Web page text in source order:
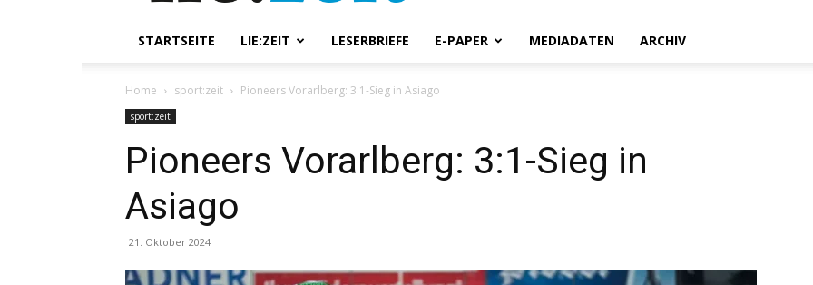
STARTSEITE LIE:ZEIT LESERBRIEFE E-PAPER MEDIADATEN ARCHIV
Home sport:zeit Pioneers Vorarlberg: 3:1-Sieg in Asiago
sport:zeit
Pioneers Vorarlberg: 3:1-Sieg in
Asiago
21. Oktober 2024